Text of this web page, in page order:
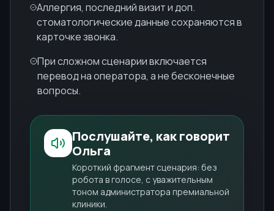
Аллергия, последний визит и доп.
стоматологические данные сохраняются в
карточке звонка.
При сложном сценарии включается
перевод на оператора, а не бесконечные
вопросы.
Послушайте, как говорит
Ольга
Короткий фрагмент сценария: без
робота в голосе, с уважительным
тоном администратора премиальной
клиники.